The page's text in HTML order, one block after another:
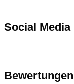
Social Media
Bewertungen